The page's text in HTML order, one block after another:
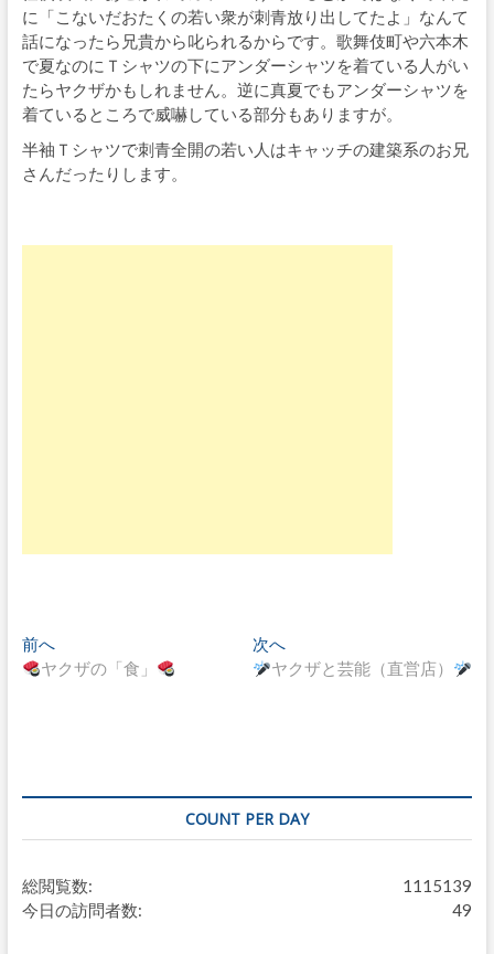
に「こないだおたくの若い衆が刺青放り出してたよ」なんて
話になったら兄貴から叱られるからです。歌舞伎町や六本木
で夏なのにＴシャツの下にアンダーシャツを着ている人がい
たらヤクザかもしれません。逆に真夏でもアンダーシャツを
着ているところで威嚇している部分もありますが。
半袖Ｔシャツで刺青全開の若い人はキャッチの建築系のお兄
さんだったりします。
投
稿
ゲ
ョ
ン
前へ過
去
ヤクザの「食」
次へ
の
ヤクザと芸能（直営店）
COUNT PER DAY
1115139
総閲覧数:
49
今日の訪問者数: